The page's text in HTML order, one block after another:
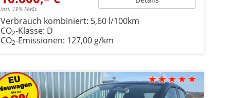
incl. 19% MwSt.
Verbrauch kombiniert: 5,60 l/100km
CO2-Klasse: D
CO2-Emissionen: 127,00 g/km